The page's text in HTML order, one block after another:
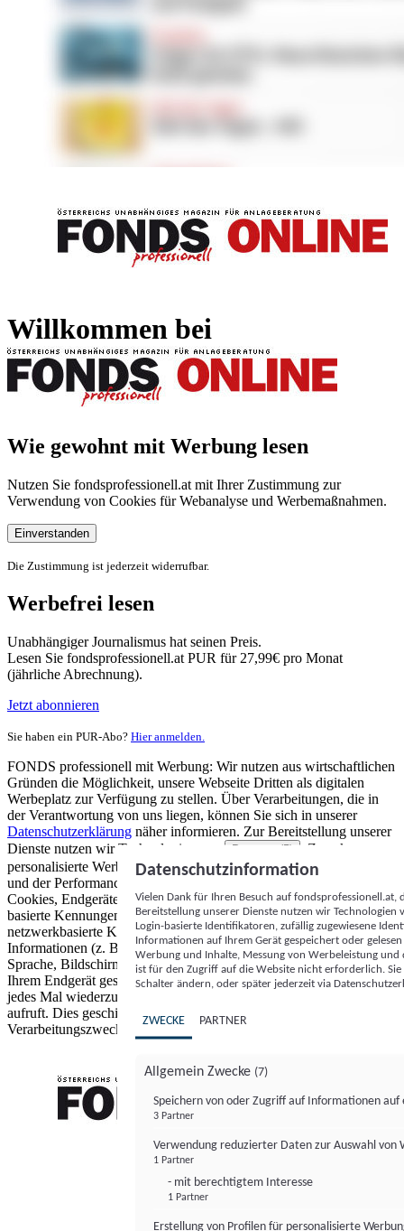
Willkommen bei
Wie gewohnt mit Werbung lesen
Nutzen Sie fondsprofessionell.at mit Ihrer Zustimmung zur
Verwendung von Cookies für Webanalyse und Werbemaßnahmen.
Einverstanden
Die Zustimmung ist jederzeit widerrufbar.
Werbefrei lesen
Unabhängiger Journalismus hat seinen Preis.
Lesen Sie fondsprofessionell.at PUR für 27,99€ pro Monat
(jährliche Abrechnung).
Jetzt abonnieren
Sie haben ein PUR-Abo? Hier anmelden.
FONDS professionell mit Werbung: Wir nutzen aus wirtschaftlichen
Gründen die Möglichkeit, unsere Webseite Dritten als digitalen
Werbeplatz zur Verfügung zu stellen. Über Verarbeitungen, die in
der Verantwortung von uns liegen, können Sie sich in unserer
Datenschutzerklärung näher informieren. Zur Bereitstellung unserer
Dienste nutzen wir Technologien von
Partnern (5)
. Zwecke:
personalisierte Werbung und Inhalte, Messung von Werbeleistung
und der Performance von Inhalten sowie Zielgruppenforschung.
Cookies, Endgeräte- oder ähnliche Online-Kennungen (z. B. login-
basierte Kennungen, zufällig generierte Kennungen,
netzwerkbasierte Kennungen) können zusammen mit anderen
Informationen (z. B. Browsertyp und Browserinformationen,
Sprache, Bildschirmgröße, unterstützte Technologien usw.) auf
Ihrem Endgerät gespeichert oder von dort ausgelesen werden, um es
jedes Mal wiederzuerkennen, wenn es eine App oder einer Webseite
aufruft. Dies geschieht für einen oder mehrere der hier aufgeführten
Verarbeitungszwecke.
Datenschutzinformation
Vielen Dank für Ihren Besuch auf
Bereitstellung unserer Dienste nutzen wir Technologien
Login-basierte Identifikatoren, zufällig zugewiesene
Informationen auf Ihrem Gerät gespeichert oder
Werbung und Inhalte, Messung von Werbeleistung
ist für den Zugriff auf die Website nicht erforderlich.
Schalter ändern, oder später jederzeit via
ZWECKE PARTNER
Allgemein Zwecke (7)
Speichern von oder Zugriff auf Informationen auf
3 Partner
Verwendung reduzierter Daten zur Auswahl von
1 Partner
- mit berechtigtem Interesse
1 Partner
Erstellung von Profilen für personalisierte
FONDS professionell